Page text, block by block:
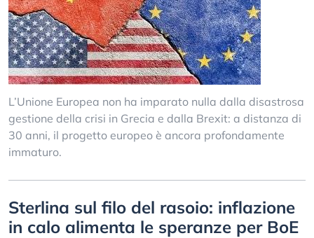
L’Unione Europea non ha imparato nulla dalla disastrosa
gestione della crisi in Grecia e dalla Brexit: a distanza di
30 anni, il progetto europeo è ancora profondamente
immaturo.
Sterlina sul filo del rasoio: inflazione
in calo alimenta le speranze per BoE